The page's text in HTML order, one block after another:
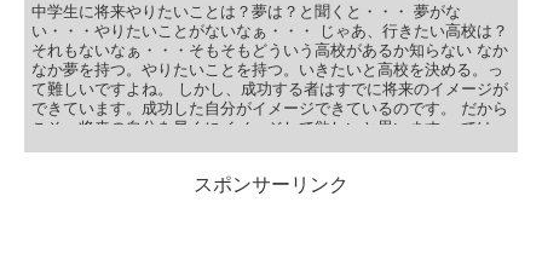
中学生に将来やりたいことは？夢は？と聞くと・・・ 夢がな
い・・・やりたいことがないなぁ・・・ じゃあ、行きたい高校は？
それもないなぁ・・・そもそもどういう高校があるか知らない なか
なか夢を持つ。やりたいことを持つ。いきたいと高校を決める。っ
て難しいですよね。 しかし、成功する者はすでに将来のイメージが
できています。成功した自分がイメージできているのです。 だから
こそ、将来の自分を早くにイメージして欲しいと思います。 では、
に関わるのは『友達』『環境』 大人も同じ『上司』ではない！ ま
スポンサーリンク